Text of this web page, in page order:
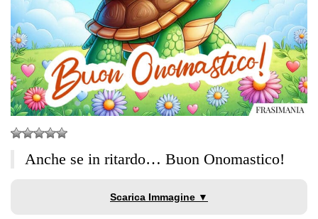
Anche se in ritardo… Buon Onomastico!
Scarica Immagine ▼